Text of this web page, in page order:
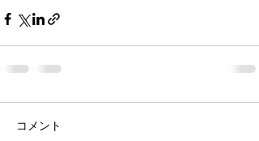
コメント